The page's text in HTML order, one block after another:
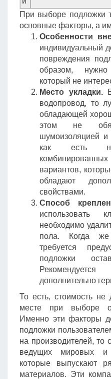
При выборе подложки
основные факторы, а
Особенности
индивидуальный
повреждения
образом,
который не
Место укладки.
водопровод, то
обладающей
этом не
шумоизоляцией и
как есть
вариантов,
обладают
свойствами.
Способ
использовать
необходимо
пола. Когда же
требуется
подложки
дополнительно
То есть, стоимость
месте при выборе
Именно эти факторы
подложки
на производителей, то
ведущих мировых и
которые выпускают
материалов. Эти